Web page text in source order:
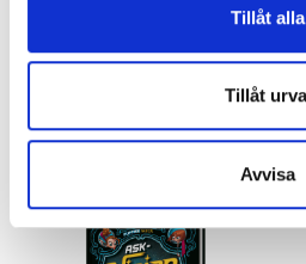
Tillåt alla
Tillåt
Avvisa
Böcker inom